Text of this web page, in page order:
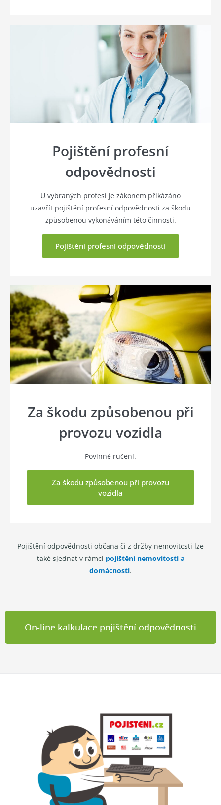
Pojištění profesní
odpovědnosti
U vybraných profesí je zákonem přikázáno
uzavřít pojištění profesní odpovědnosti za škodu
způsobenou vykonáváním této činnosti.
Pojištění profesní odpovědnosti
Za škodu způsobenou při
provozu vozidla
Povinné ručení.
Za škodu způsobenou při provozu
vozidla
Pojištění odpovědnosti občana či z držby nemovitosti lze
také sjednat v rámci pojištění nemovitosti a
domácnosti.
On-line kalkulace pojištění odpovědnosti